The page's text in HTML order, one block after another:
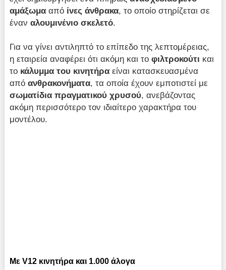
αμάξωμα από ίνες άνθρακα, το οποίο στηρίζεται σε
έναναλουμινένιο σκελετό.
Για να γίνει αντιληπτό το επίπεδο της λεπτομέρειας,
η εταιρεία αναφέρει ότι ακόμη και τοφιλτροκούτι και
το κάλυμμα του κινητήρα είναι κατασκευασμένα
απόανθρακονήματα, τα οποία έχουν εμποτιστεί με
σωματίδια πραγματικού χρυσού, ανεβάζοντας
ακόμη περισσότερο τον ιδιαίτερο χαρακτήρα του
μοντέλου.
Με V12 κινητήρα και 1.000 άλογα